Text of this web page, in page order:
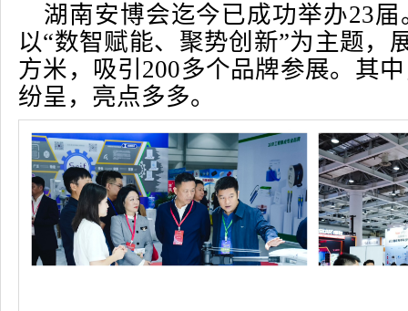
湖南安博会迄今已成功举办23
以“数智赋能、聚势创新”为主题，
方米，吸引200多个品牌参展。其
纷呈，亮点多多。